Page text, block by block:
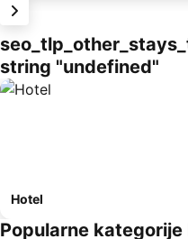
string "undefined"
Hotel
Popularne